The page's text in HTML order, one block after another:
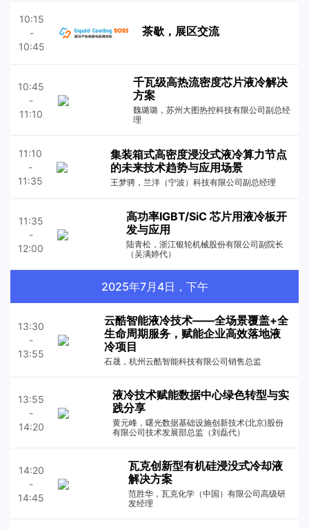
10:15
-
10:45
茶歇，展区交流
10:45
-
11:10
千瓦级高热流密度芯片液冷解决
方案
魏璐璐，苏州大图热控科技有限公司副总经
理
11:10
-
11:35
集装箱式高密度浸没式液冷算力节点
的未来技术趋势与应用场景
王梦骋，兰洋（宁波）科技有限公司副总经理
11:35
-
12:00
高功率IGBT/SiC 芯片用液冷板开
发与应用
陆青松，浙江银轮机械股份有限公司副院长
（吴满婷代）
2025年7月4日，下午
13:30
-
13:55
云酷智能液冷技术——全场景覆盖+全
生命周期服务，赋能企业高效落地液
冷项目
石晟，杭州云酷智能科技有限公司销售总监
13:55
-
14:20
液冷技术赋能数据中心绿色转型与实
践分享
黄元峰，曙光数据基础设施创新技术(北京)股份
有限公司技术发展部总监（刘磊代）
14:20
-
14:45
瓦克创新型有机硅浸没式冷却液
解决方案
范胜华，瓦克化学（中国）有限公司高级研
发经理